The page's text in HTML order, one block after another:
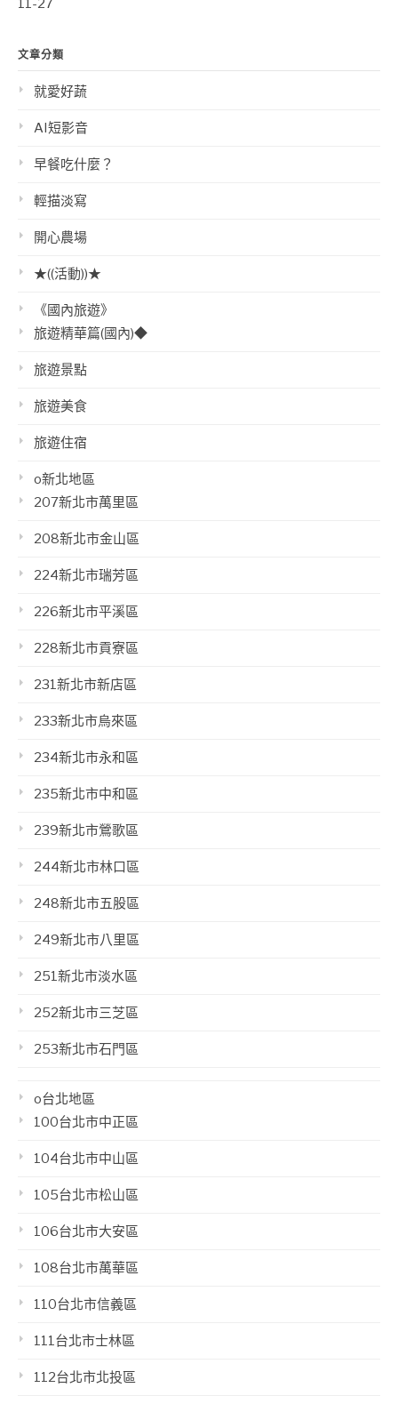
11-27
文章分類
就愛好蔬
AI短影音
早餐吃什麼？
輕描淡寫
開心農場
★((活動))★
《國內旅遊》
旅遊精華篇(國內)◆
旅遊景點
旅遊美食
旅遊住宿
o新北地區
207新北市萬里區
208新北市金山區
224新北市瑞芳區
226新北市平溪區
228新北市貢寮區
231新北市新店區
233新北市烏來區
234新北市永和區
235新北市中和區
239新北市鶯歌區
244新北市林口區
248新北市五股區
249新北市八里區
251新北市淡水區
252新北市三芝區
253新北市石門區
o台北地區
100台北市中正區
104台北市中山區
105台北市松山區
106台北市大安區
108台北市萬華區
110台北市信義區
111台北市士林區
112台北市北投區